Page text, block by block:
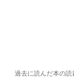
過去に読んだ本の読